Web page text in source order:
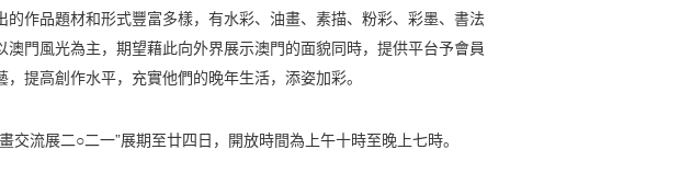
的作品題材和形式豐富多樣，有水彩、油畫、素描、粉彩、彩墨、書法
澳門風光為主，期望藉此向外界展示澳門的面貌同時，提供平台予會員
，提高創作水平，充實他們的晚年生活，添姿加彩。
交流展二○二一”展期至廿四日，開放時間為上午十時至晚上七時。